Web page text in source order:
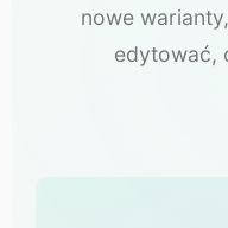
nowe
edytować,